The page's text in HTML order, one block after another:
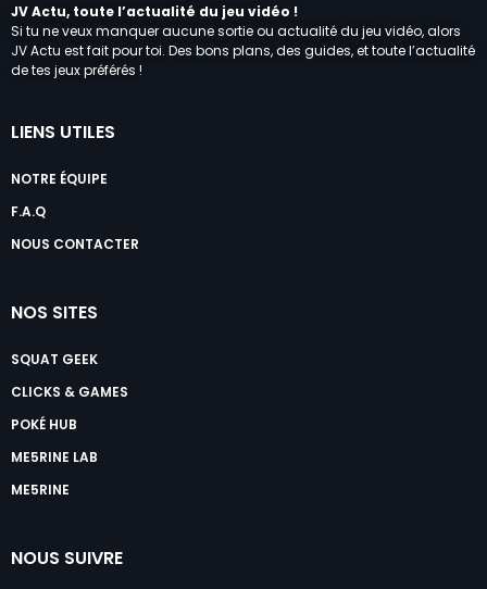
JV Actu, toute l’actualité du jeu vidéo !
Si tu ne veux manquer aucune sortie ou actualité du jeu vidéo, alors
JV Actu est fait pour toi. Des bons plans, des guides, et toute l’actualité
de tes jeux préférés !
LIENS UTILES
NOTRE ÉQUIPE
F.A.Q
NOUS CONTACTER
NOS SITES
SQUAT GEEK
CLICKS & GAMES
POKÉ HUB
ME5RINE LAB
ME5RINE
NOUS SUIVRE